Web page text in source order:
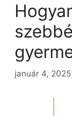
január 4, 2025